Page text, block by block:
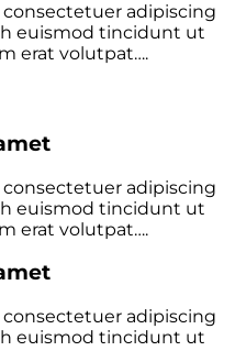
adipiscing
euismod tincidunt ut
erat volutpat….
adipiscing
euismod tincidunt ut
erat volutpat….
adipiscing
euismod tincidunt ut